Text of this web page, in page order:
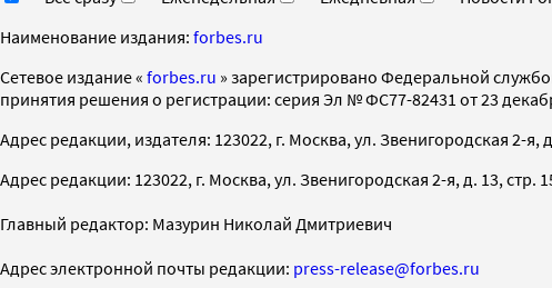
Наименование издания: forbes.ru
Cетевое издание « forbes.ru » зарегистрировано Федеральной
принятия решения о регистрации: серия Эл № ФС77-82431 от 23
Адрес редакции, издателя: 123022, г. Москва, ул. Звенигородская 2-я,
Адрес редакции: 123022, г. Москва, ул. Звенигородская 2-я, д. 13, стр.
Главный редактор: Мазурин Николай Дмитриевич
Адрес электронной почты редакции: press-release@forbes.ru